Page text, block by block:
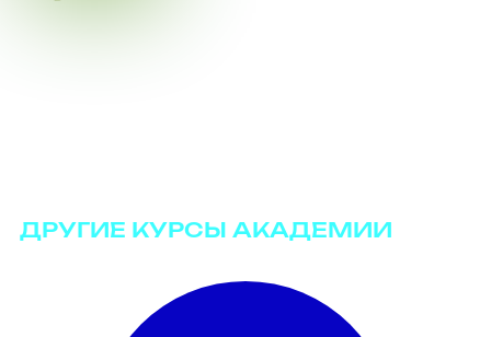
ДРУГИЕ КУРСЫ АКАДЕМИИ